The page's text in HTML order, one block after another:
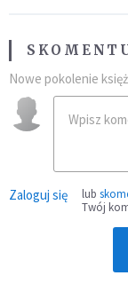
Nowe pokolenie
Zaloguj się lub
Twój